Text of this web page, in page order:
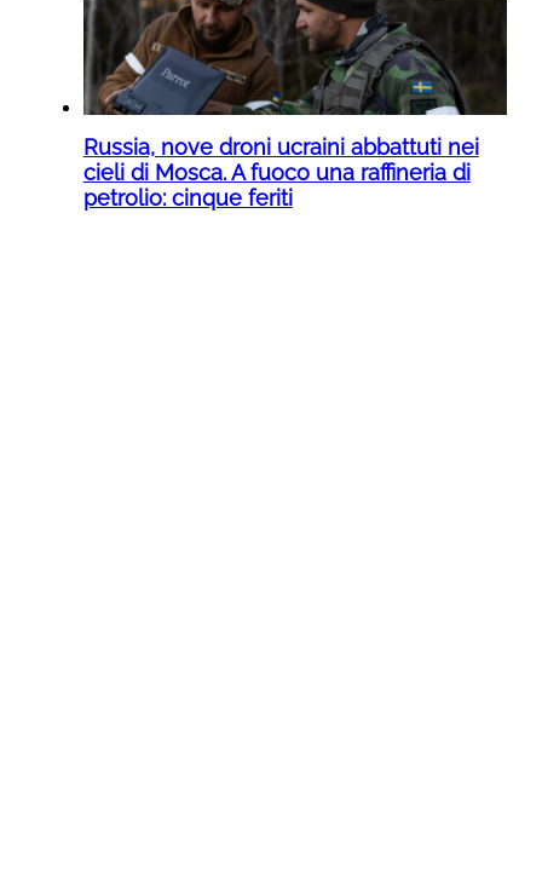
Russia, nove droni ucraini abbattuti nei
cieli di Mosca. A fuoco una raffineria di
petrolio: cinque feriti